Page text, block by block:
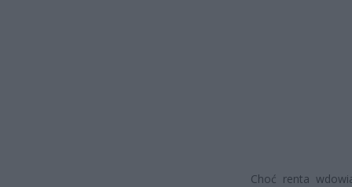
Choć renta